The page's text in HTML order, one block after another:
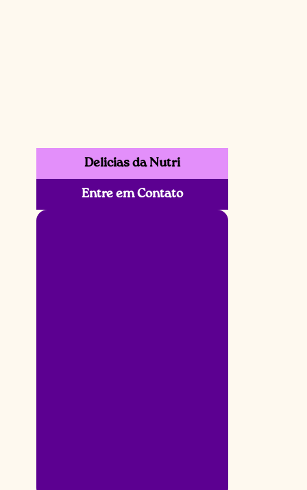
Delicias da Nutri
Entre em Contato